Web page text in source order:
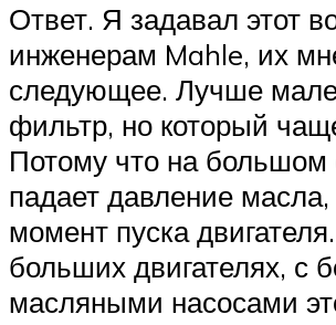
Ответ. Я задавал этот
инженерам Mahle, их
следующее. Лучше
фильтр, но который
Потому что на большом
падает давление
момент пуска
больших двигателях, с
масляными насосами